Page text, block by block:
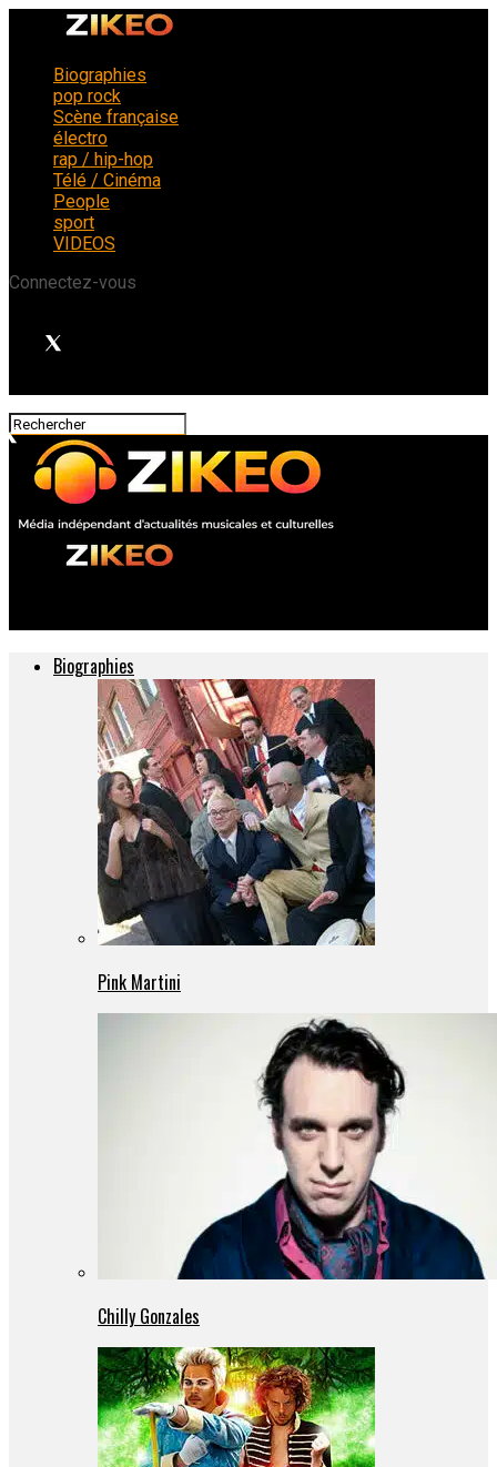
Biographies
pop rock
Scène française
électro
rap / hip-hop
Télé / Cinéma
People
sport
VIDEOS
Connectez-vous
Biographies
Pink Martini
Chilly Gonzales